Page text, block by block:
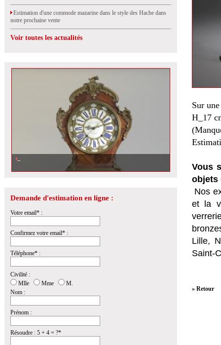
Estimation d'une commode mazarine dans le style des Hache dans
notre prochaine vente
Voir toutes les actualités
Demande d'estimation en ligne :
Votre email* :
Confirmez votre email* :
Téléphone* :
Civilité :
Mlle
Mme
M.
Nom :
Prénom :
Résoudre : 5 + 4 = ?*
Sur
H_17
Vous
objets
Nos
et la
Lille,
Saint-
» Retour